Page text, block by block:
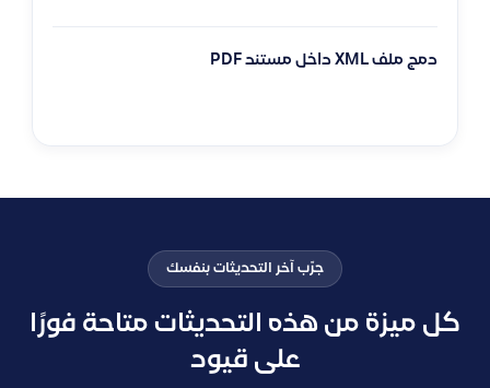
دمج ملف XML داخل مستند PDF
جرّب آخر التحديثات بنفسك
كل ميزة من هذه التحديثات متاحة فورًا
على قيود